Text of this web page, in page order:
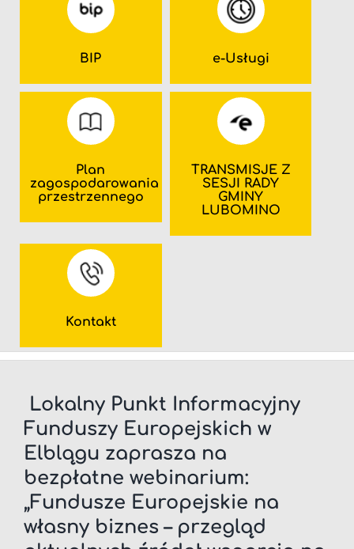
BIP e-Usługi
Plan
zagospodarowania
przestrzennego
TRANSMISJE Z
SESJI RADY
GMINY
LUBOMINO
Kontakt
Lokalny Punkt Informacyjny
Funduszy Europejskich w
Elblągu zaprasza na
bezpłatne webinarium:
„Fundusze Europejskie na
własny biznes – przegląd